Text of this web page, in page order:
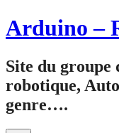
Aller
au
Arduino –
Site du
robotique,
genre….